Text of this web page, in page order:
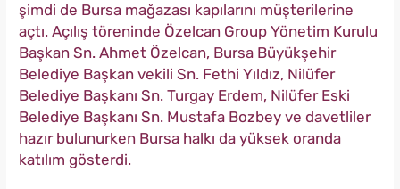
şimdi de Bursa mağazası kapılarını müşterilerine
açtı. Açılış töreninde Özelcan Group Yönetim Kurulu
Başkan Sn. Ahmet Özelcan, Bursa Büyükşehir
Belediye Başkan vekili Sn. Fethi Yıldız, Nilüfer
Belediye Başkanı Sn. Turgay Erdem, Nilüfer Eski
Belediye Başkanı Sn. Mustafa Bozbey ve davetliler
hazır bulunurken Bursa halkı da yüksek oranda
katılım gösterdi.